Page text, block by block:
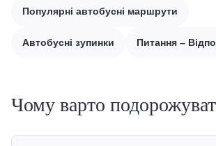
Популярні автобусні маршрути
Автобусні зупинки Питання –
Чому варто